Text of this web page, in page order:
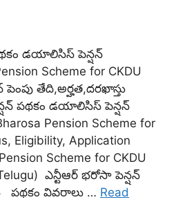
డయాలిసిస్ పెన్షన్
Scheme for CKDU
పెంపు తేది,అర్హత,దరఖాస్తు
పథకం డయాలిసిస్ పెన్షన్
Pension Scheme for
Eligibility, Application
Scheme for CKDU
ఎన్టీఆర్ భరోసా పెన్షన్
పథకం వివరాలు … Read